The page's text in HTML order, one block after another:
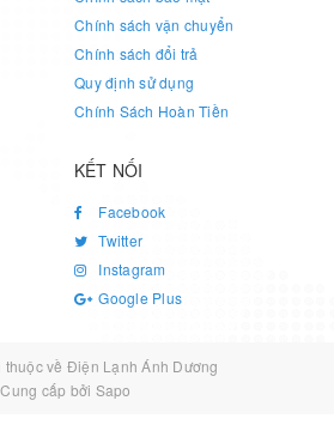
Chính sách vận chuyển
Chính sách đổi trả
Quy định sử dụng
Chính Sách Hoàn Tiền
KẾT NỐI
Facebook
Twitter
Instagram
Google Plus
về Điện Lạnh Ánh Dương
Cung cấp bởi Sapo